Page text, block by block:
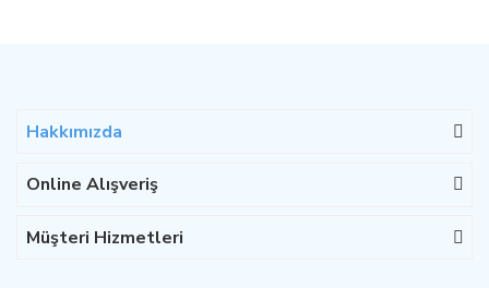
Hakkımızda
Online Alışveriş
Müşteri Hizmetleri